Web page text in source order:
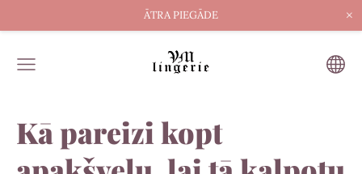
ĀTRA PIEGĀDE ×
Kā pareizi kopt